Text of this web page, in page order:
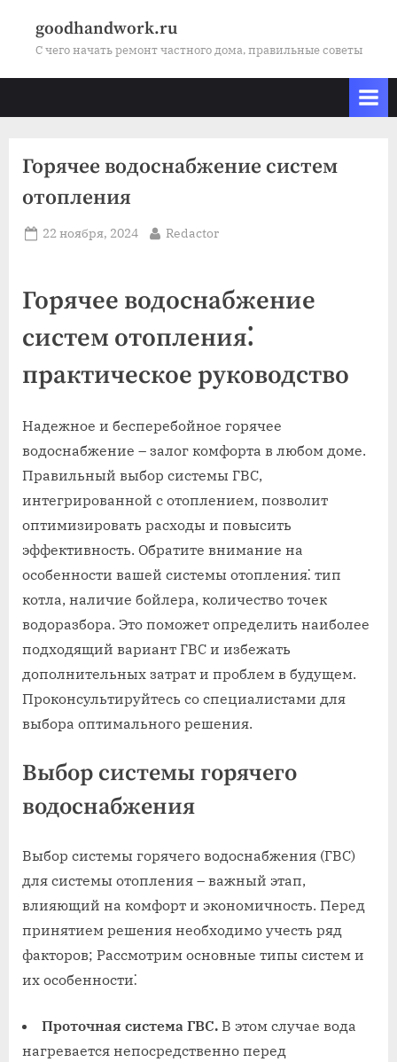
goodhandwork.ru
С чего начать ремонт частного дома, правильные советы
Горячее водоснабжение систем
отопления
Posted
22 ноября, 2024 By
Redactor
Горячее водоснабжение
систем отопления⁚
практическое руководство
Надежное и бесперебойное горячее
водоснабжение – залог комфорта в любом доме.
Правильный выбор системы ГВС,
интегрированной с отоплением, позволит
оптимизировать расходы и повысить
эффективность. Обратите внимание на
особенности вашей системы отопления⁚ тип
котла, наличие бойлера, количество точек
водоразбора. Это поможет определить наиболее
подходящий вариант ГВС и избежать
дополнительных затрат и проблем в будущем.
Проконсультируйтесь со специалистами для
выбора оптимального решения.
Выбор системы горячего
водоснабжения
Выбор системы горячего водоснабжения (ГВС)
для системы отопления – важный этап,
влияющий на комфорт и экономичность. Перед
принятием решения необходимо учесть ряд
факторов; Рассмотрим основные типы систем и
их особенности⁚
Проточная система ГВС. В этом случае вода
нагревается непосредственно перед